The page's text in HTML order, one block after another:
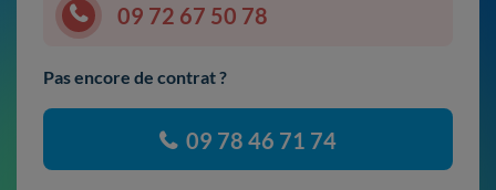
09 72 67 50 78
Pas encore de contrat ?
09 78 46 71 74